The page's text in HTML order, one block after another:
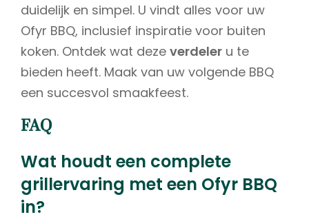
duidelijk en simpel. U vindt alles voor uw
Ofyr BBQ, inclusief inspiratie voor buiten
koken. Ontdek wat deze verdeler u te
bieden heeft. Maak van uw volgende BBQ
een succesvol smaakfeest.
FAQ
Wat houdt een complete
grillervaring met een Ofyr BBQ
in?